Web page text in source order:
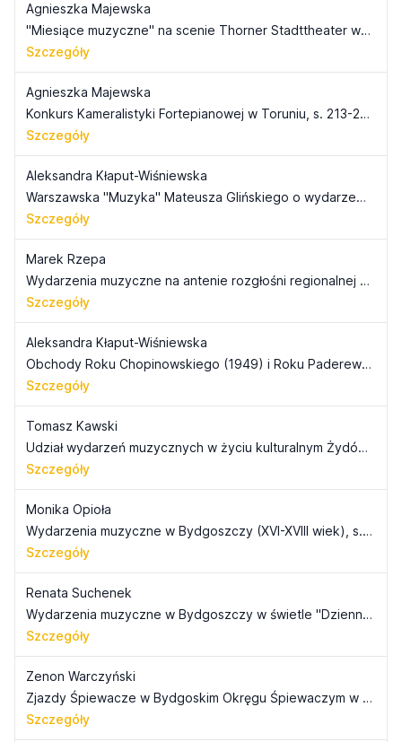
Agnieszka Majewska
"Miesiące muzyczne" na scenie Thorner Stadttheater w świetle "Thorner Presse" w latach 1904-1920, s. 203-212
Szczegóły
Agnieszka Majewska
Konkurs Kameralistyki Fortepianowej w Toruniu, s. 213-228
Szczegóły
Aleksandra Kłaput-Wiśniewska
Warszawska "Muzyka" Mateusza Glińskiego o wydarzeniach muzycznych na Pomorzu i Kujawach, s. 229-240
Szczegóły
Marek Rzepa
Wydarzenia muzyczne na antenie rozgłośni regionalnej Polskiego Radia w Bydgoszczy, s. 241-251
Szczegóły
Aleksandra Kłaput-Wiśniewska
Obchody Roku Chopinowskiego (1949) i Roku Paderewskiego (1960) na Pomorzu i Kujawach, s. 253-264
Szczegóły
Tomasz Kawski
Udział wydarzeń muzycznych w życiu kulturalnym Żydów na Kujawach i Pomorzu w latach 1918/20-1939, s. 265-373
Szczegóły
Monika Opioła
Wydarzenia muzyczne w Bydgoszczy (XVI-XVIII wiek), s. 275-284
Szczegóły
Renata Suchenek
Wydarzenia muzyczne w Bydgoszczy w świetle "Dziennika Bydgoskiego" w latach 1908-1914, s. 285-310
Szczegóły
Zenon Warczyński
Zjazdy Śpiewacze w Bydgoskim Okręgu Śpiewaczym w latach 1920-1939, s. 311-325
Szczegóły